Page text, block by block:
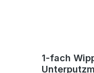
1-fach